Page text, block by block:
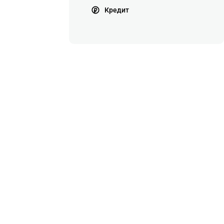
Кредит